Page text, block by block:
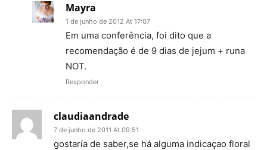
Mayra
1 de junho de 2012 At 17:07
Em uma conferência, foi dito que a
recomendação é de 9 dias de jejum + runa
NOT.
Responder
claudiaandrade
7 de junho de 2011 At 09:51
gostaría de saber,se há alguma indicaçao floral